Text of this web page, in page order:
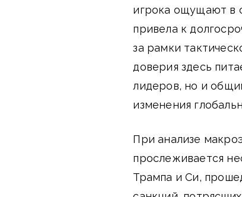
игрока ощущают в
привела к
за рамки
доверия здесь
лидеров, но и
изменения
При анализе
прослеживается
Трампа и Си,